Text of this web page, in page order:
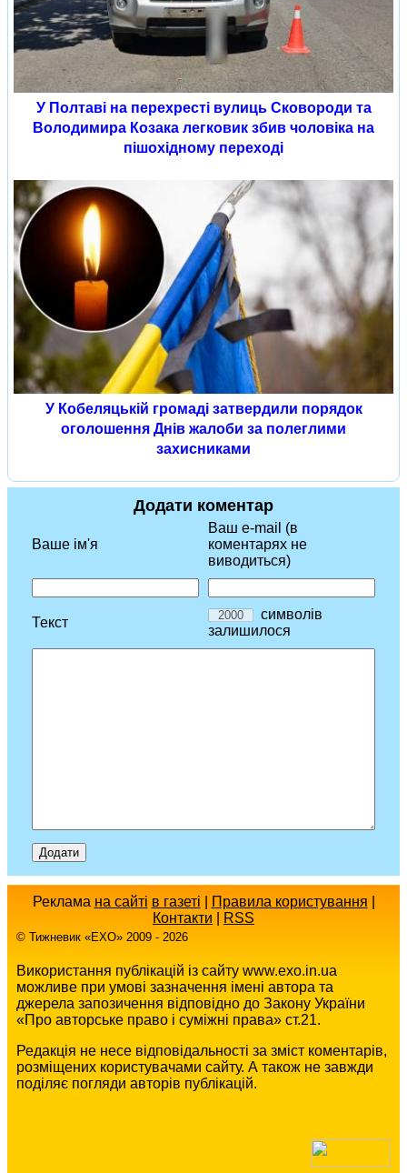
У Полтаві на перехресті вулиць Сковороди та
Володимира Козака легковик збив чоловіка на
пішохідному переході
У Кобеляцькій громаді затвердили порядок
оголошення Днів жалоби за полеглими
захисниками
Додати коментар
Ваше ім'я
Ваш e-mail (в
коментарях не
виводиться)
Текст
символів
залишилося
Реклама на сайті в газеті Правила користування
Контакти
RSS
© Тижневик «EХO» 2009 - 2026
Використання публікацій із сайту www.exo.in.ua
можливе при умові зазначення імені автора та
джерела запозичення відповідно до Закону України
«Про авторське право і суміжні права» ст.21.
Редакція не несе відповідальності за зміст коментарів,
розміщених користувачами сайту. А також не завжди
поділяє погляди авторів публікацій.